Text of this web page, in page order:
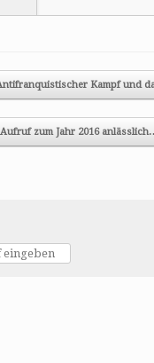
Kampf und
zum Jahr 2016